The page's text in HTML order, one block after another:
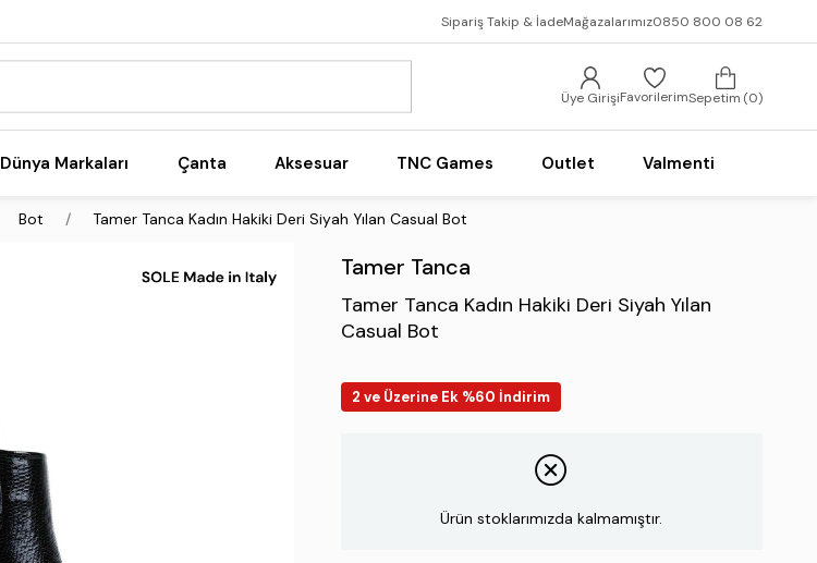
Sipariş Takip & İadeMağazalarımız0850 800 08 62
Üye GirişiFavorilerimSepetim 0
Dünya Markaları Çanta Aksesuar TNC Games Outlet Valmenti
Bot Tamer Tanca Kadın Hakiki Deri Siyah Yılan Casual Bot
Tamer Tanca
Tamer Tanca Kadın Hakiki Deri Siyah Yılan
Casual Bot
2 ve Üzerine Ek %60 İndirim
Ürün stoklarımızda kalmamıştır.